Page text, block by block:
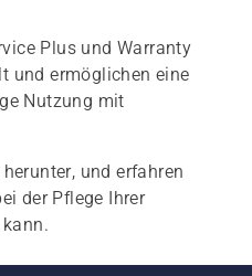
Plus und Warranty
und ermöglichen eine
Nutzung mit
und erfahren
der Pflege Ihrer